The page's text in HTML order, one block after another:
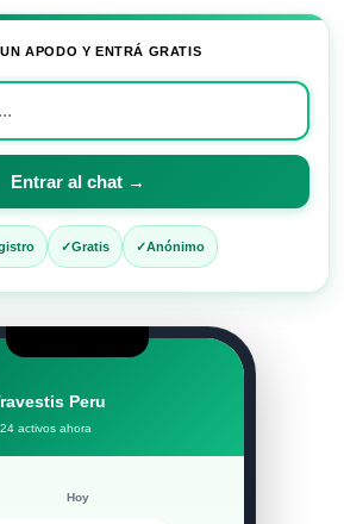
APODO Y ENTRÁ GRATIS
Entrar al chat →
Gratis Anónimo
Peru
activos ahora
Hoy